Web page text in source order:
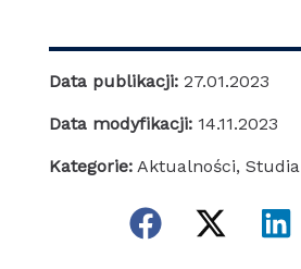
Data publikacji: 27.01.2023
Data modyfikacji: 14.11.2023
Kategorie: Aktualności, Studia